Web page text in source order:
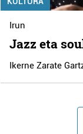
Irun
Jazz eta
Ikerne Zarate